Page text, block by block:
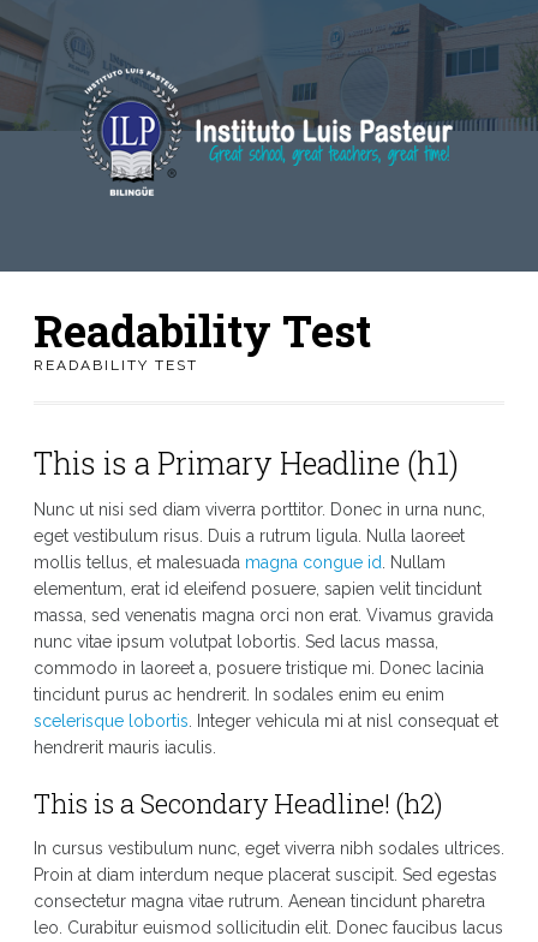
Readability Test
READABILITY TEST
This is a Primary Headline (h1)
Nunc ut nisi sed diam viverra porttitor. Donec in urna nunc,
eget vestibulum risus. Duis a rutrum ligula. Nulla laoreet
mollis tellus, et malesuada magna congue id
. Nullam
elementum, erat id eleifend posuere, sapien velit tincidunt
massa, sed venenatis magna orci non erat. Vivamus gravida
nunc vitae ipsum volutpat lobortis. Sed lacus massa,
commodo in laoreet a, posuere tristique mi. Donec lacinia
tincidunt purus ac hendrerit. In sodales enim eu enim
scelerisque lobortis . Integer vehicula mi at nisl consequat et
hendrerit mauris iaculis.
This is a Secondary Headline! (h2)
In cursus vestibulum nunc, eget viverra nibh sodales ultrices.
Proin at diam interdum neque placerat suscipit. Sed egestas
consectetur magna vitae rutrum. Aenean tincidunt pharetra
leo. Curabitur euismod sollicitudin elit. Donec faucibus lacus